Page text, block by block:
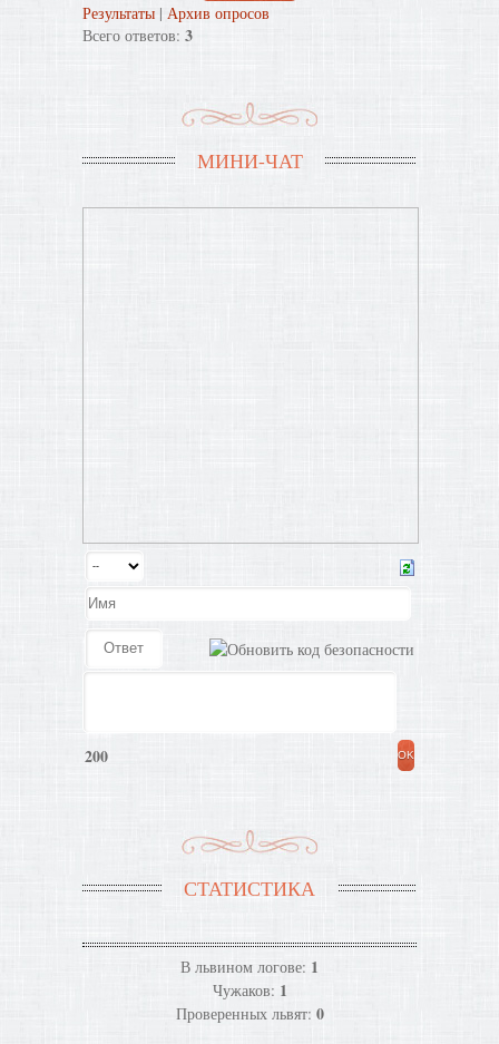
Результаты | Архив опросов
Всего ответов: 3
МИНИ-ЧАТ
200
СТАТИСТИКА
В львином логове: 1
Чужаков: 1
Проверенных львят: 0